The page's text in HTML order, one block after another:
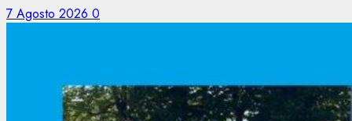
7 Agosto 2026 0